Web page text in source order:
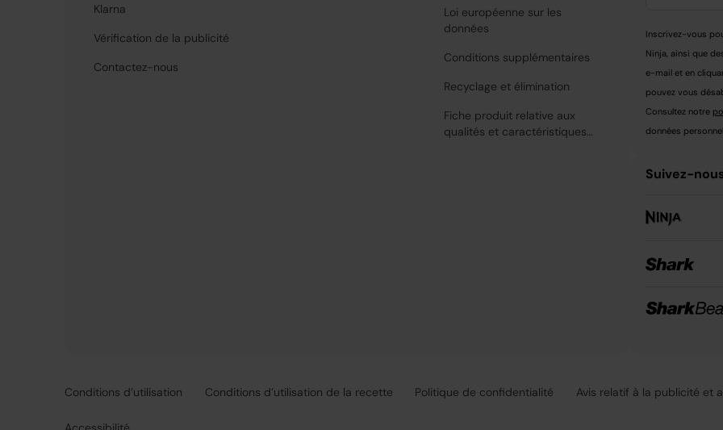
Klarna
Vérification de la publicité
Contactez-nous
Loi européenne sur les
données
Conditions supplémentaires
Recyclage et élimination
Fiche produit relative aux
qualités et caractéristiques
Inscrivez-vous
Ninja, ainsi que
e-mail et en
pouvez vous
Consultez notre
données
Suivez-
Conditions d’utilisation Conditions d’utilisation de la recette Politique de confidentialité Avis relatif à la publicité et